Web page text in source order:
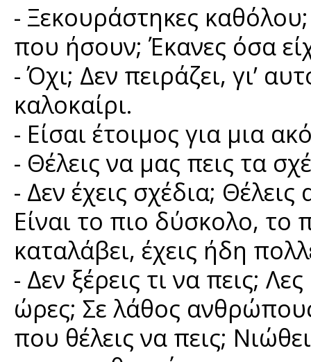
- Ξεκουράστηκες
που ήσουν; Έκανες όσα
- Όχι; Δεν πειράζει, γι’
καλοκαίρι.
- Είσαι έτοιμος για μια
- Θέλεις να μας πεις τα
- Δεν έχεις σχέδια;
Είναι το πιο δύσκολο, το
καταλάβει, έχεις ήδη
- Δεν ξέρεις τι να πεις;
ώρες; Σε λάθος
που θέλεις να πεις;